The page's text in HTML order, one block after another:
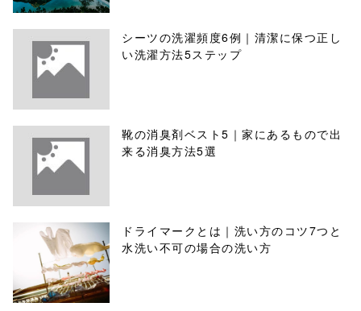
シーツの洗濯頻度6例｜清潔に保つ正し
い洗濯方法5ステップ
靴の消臭剤ベスト5｜家にあるもので出
来る消臭方法5選
ドライマークとは｜洗い方のコツ7つと
水洗い不可の場合の洗い方